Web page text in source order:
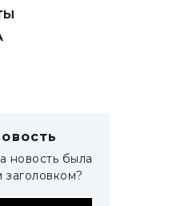
новость была